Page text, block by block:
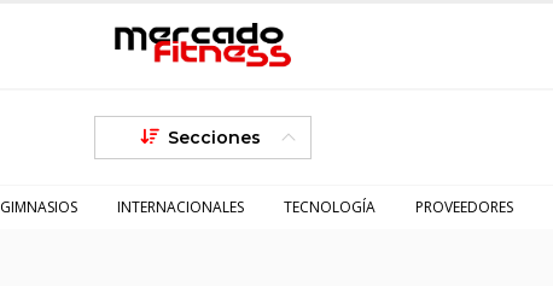
Secciones
GIMNASIOS INTERNACIONALES TECNOLOGÍA PROVEEDORES